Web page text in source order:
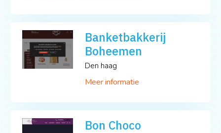
Banketbakkerij
Boheemen
Den haag
Meer informatie
Bon Choco